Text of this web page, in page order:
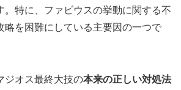
。特に、ファビウスの挙動に関する不
略を困難にしている主要因の一つで
ジオス最終大技の本来の正しい対処法